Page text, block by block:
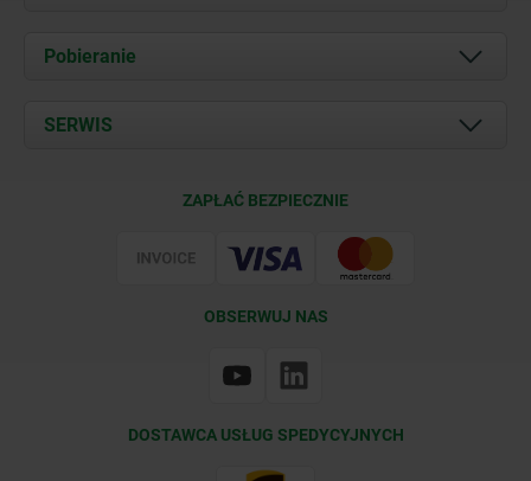
O nas
Kontakt
Pobieranie
Documents
SERWIS
ZAPŁAĆ BEZPIECZNIE
OBSERWUJ NAS
DOSTAWCA USŁUG SPEDYCYJNYCH